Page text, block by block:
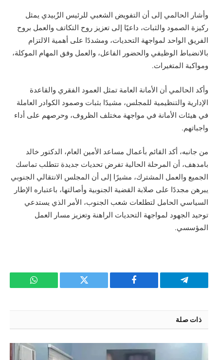
وأشار الحالمي إلى أن التفويض الشعبي للرئيس الزُبيدي يمثل
ركيزة الصمود والثبات، داعيًا إلى تعزيز روح التكاتف والعمل بروح
الفريق الواحد لمواجهة التحديات، ومشددًا على أهمية الالتزام
بالانضباط الوظيفي والحضور الفاعل، والعمل وفق المهام الموكلة،
ومواكبة المتغيرات.
وأكد الحالمي أن الأمانة العامة تمثل العمود الفقري والقاعدة
الإدارية والتنظيمية للمجلس، مشيدًا بثبات وصمود الكوادر العاملة
في هيئات الأمانة في مواجهة مختلف الظروف، وحرصهم على أداء
واجباتهم.
من جانبه، أكد القائم بأعمال مساعد الأمين العام، الدكتور خالد
بامدهف، أن المرحلة الحالية تفرض تحديات جديدة تتطلب تماسك
الجميع والعمل المشترك، مشيرًا إلى أن المجلس الانتقالي الجنوبي
يبرهن مجددًا على صلابة القضية الجنوبية وأصالتها، باعتباره الإطار
السياسي الحامل لتطلعات شعب الجنوب، الأمر الذي يستدعي
توحيد الجهود لمواجهة التحديات الراهنة وتعزيز مسار العمل
المؤسسي.
تيلقرام فيسبوك تويتر واتساب
ذات صلة